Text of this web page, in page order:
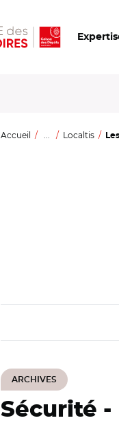
Accueil ... Localtis
ARCHIVES
Sécurité -